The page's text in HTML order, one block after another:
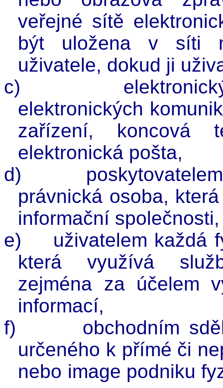
veřejné sítě
být uložena v síti
uživatele, dokud ji
c)
elektronických
zařízení, koncová
elektronická pošta,
d)
právnická osoba,
informační společnosti,
e)
uživatelem každá
která využívá
zejména za účelem
informací,
f)
obchodním
určeného k přímé či
nebo image podniku